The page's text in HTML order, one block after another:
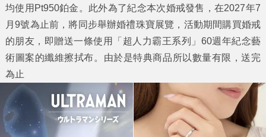
均使用Pt950鉑金。此外為了紀念本次婚戒發售，在2027年7
月9號為止前，將同步舉辦婚禮珠寶展覽，活動期間購買婚戒
的朋友，即贈送一條使用「超人力霸王系列」60週年紀念藝
術圖案的纖維擦拭布。由於是特典商品所以數量有限，送完
為止